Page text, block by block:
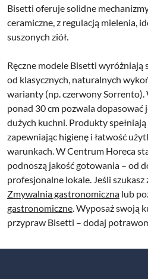
Bisetti oferuje solidne
ceramiczne, z regulacją mielenia,
suszonych ziół.
Ręczne modele Bisetti wyróżniają
od klasycznych, naturalnych
warianty (np. czerwony Sorrento).
ponad 30 cm pozwala dopasować
dużych kuchni. Produkty
zapewniając higienę i łatwość
warunkach. W Centrum Horeca
podnoszą jakość gotowania – od
profesjonalne lokale. Jeśli
Zmywalnia gastronomiczna lub
gastronomiczne. Wyposaż swoją
przypraw Bisetti – dodaj